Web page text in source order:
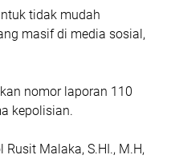
tidak mudah
masif di media sosial,
nomor laporan 110
kepolisian.
Malaka, S.HI., M.H,